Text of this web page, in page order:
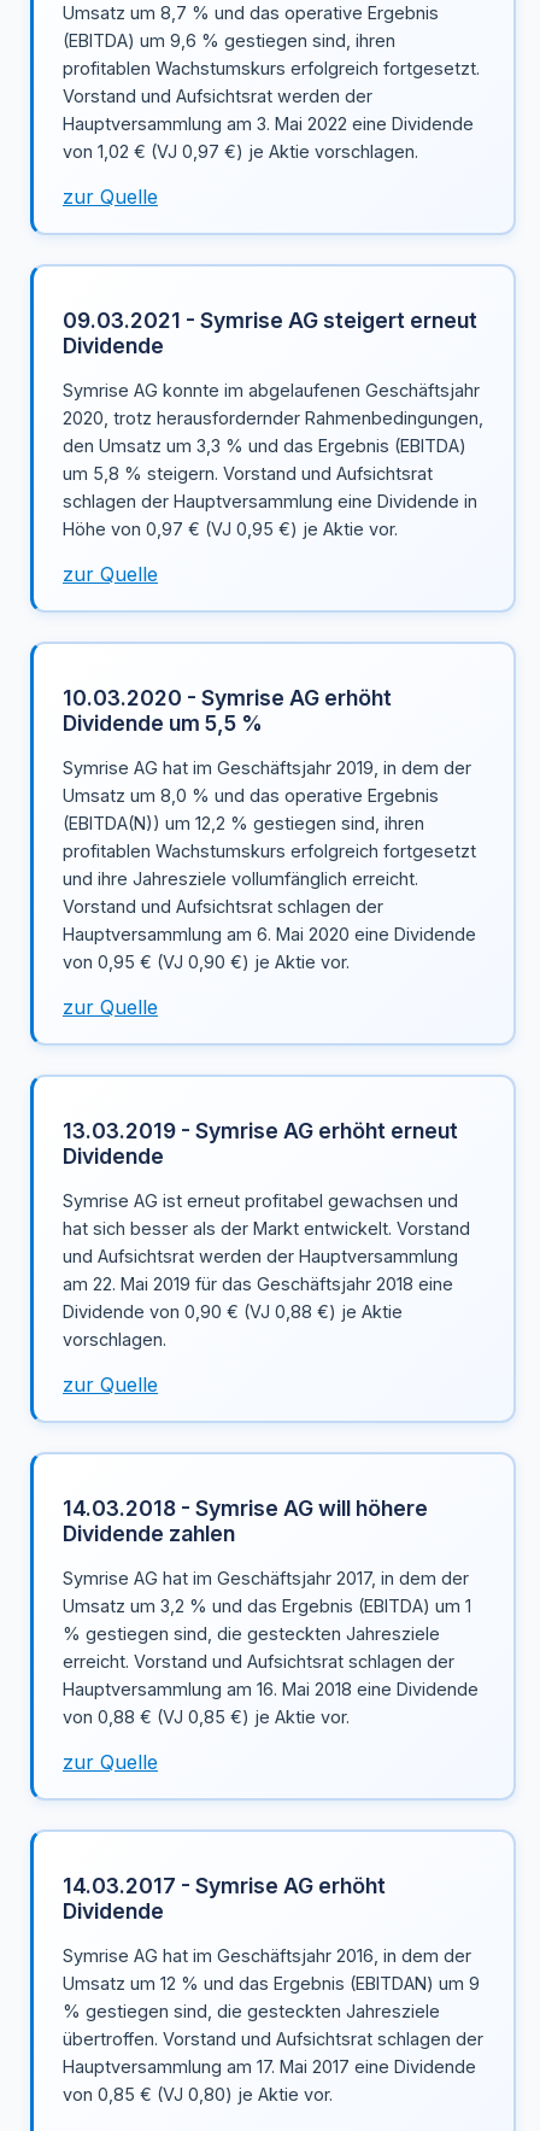
Umsatz um 8,7 % und das operative Ergebnis
(EBITDA) um 9,6 % gestiegen sind, ihren
profitablen Wachstumskurs erfolgreich fortgesetzt.
Vorstand und Aufsichtsrat werden der
Hauptversammlung am 3. Mai 2022 eine Dividende
von 1,02 € (VJ 0,97 €) je Aktie vorschlagen.
zur Quelle
09.03.2021 - Symrise AG steigert erneut
Dividende
Symrise AG konnte im abgelaufenen Geschäftsjahr
2020, trotz herausfordernder Rahmenbedingungen,
den Umsatz um 3,3 % und das Ergebnis (EBITDA)
um 5,8 % steigern. Vorstand und Aufsichtsrat
schlagen der Hauptversammlung eine Dividende in
Höhe von 0,97 € (VJ 0,95 €) je Aktie vor.
zur Quelle
10.03.2020 - Symrise AG erhöht
Dividende um 5,5 %
Symrise AG hat im Geschäftsjahr 2019, in dem der
Umsatz um 8,0 % und das operative Ergebnis
(EBITDA(N)) um 12,2 % gestiegen sind, ihren
profitablen Wachstumskurs erfolgreich fortgesetzt
und ihre Jahresziele vollumfänglich erreicht.
Vorstand und Aufsichtsrat schlagen der
Hauptversammlung am 6. Mai 2020 eine Dividende
von 0,95 € (VJ 0,90 €) je Aktie vor.
zur Quelle
13.03.2019 - Symrise AG erhöht erneut
Dividende
Symrise AG ist erneut profitabel gewachsen und
hat sich besser als der Markt entwickelt. Vorstand
und Aufsichtsrat werden der Hauptversammlung
am 22. Mai 2019 für das Geschäftsjahr 2018 eine
Dividende von 0,90 € (VJ 0,88 €) je Aktie
vorschlagen.
zur Quelle
14.03.2018 - Symrise AG will höhere
Dividende zahlen
Symrise AG hat im Geschäftsjahr 2017, in dem der
Umsatz um 3,2 % und das Ergebnis (EBITDA) um 1
% gestiegen sind, die gesteckten Jahresziele
erreicht. Vorstand und Aufsichtsrat schlagen der
Hauptversammlung am 16. Mai 2018 eine Dividende
von 0,88 € (VJ 0,85 €) je Aktie vor.
zur Quelle
14.03.2017 - Symrise AG erhöht
Dividende
Symrise AG hat im Geschäftsjahr 2016, in dem der
Umsatz um 12 % und das Ergebnis (EBITDAN) um 9
% gestiegen sind, die gesteckten Jahresziele
übertroffen. Vorstand und Aufsichtsrat schlagen der
Hauptversammlung am 17. Mai 2017 eine Dividende
von 0,85 € (VJ 0,80) je Aktie vor.